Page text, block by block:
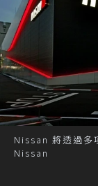
Nissan 將透過多
Nissan